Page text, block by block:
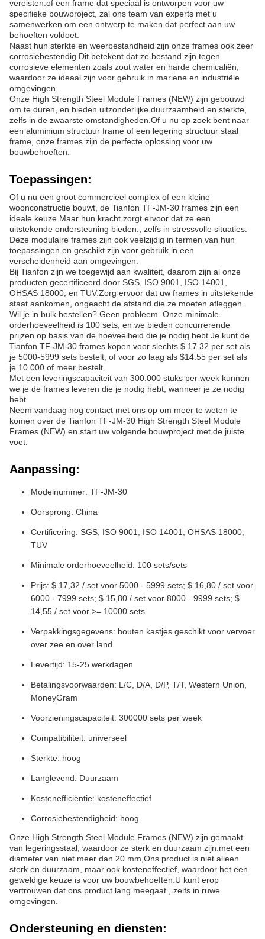
vereisten.of een frame dat speciaal is ontworpen voor uw
specifieke bouwproject, zal ons team van experts met u
samenwerken om een ontwerp te maken dat perfect aan uw
behoeften voldoet.
Naast hun sterkte en weerbestandheid zijn onze frames ook zeer
corrosiebestendig.Dit betekent dat ze bestand zijn tegen
corrosieve elementen zoals zout water en harde chemicaliën,
waardoor ze ideaal zijn voor gebruik in mariene en industriële
omgevingen.
Onze High Strength Steel Module Frames (NEW) zijn gebouwd
om te duren, en bieden uitzonderlijke duurzaamheid en sterkte,
zelfs in de zwaarste omstandigheden.Of u nu op zoek bent naar
een aluminium structuur frame of een legering structuur staal
frame, onze frames zijn de perfecte oplossing voor uw
bouwbehoeften.
Toepassingen:
Of u nu een groot commercieel complex of een kleine
woonconstructie bouwt, de Tianfon TF-JM-30 frames zijn een
ideale keuze.Maar hun kracht zorgt ervoor dat ze een
uitstekende ondersteuning bieden., zelfs in stressvolle situaties.
Deze modulaire frames zijn ook veelzijdig in termen van hun
toepassingen.en geschikt zijn voor gebruik in een
verscheidenheid aan omgevingen.
Bij Tianfon zijn we toegewijd aan kwaliteit, daarom zijn al onze
producten gecertificeerd door SGS, ISO 9001, ISO 14001,
OHSAS 18000, en TUV.Zorg ervoor dat uw frames in uitstekende
staat aankomen, ongeacht de afstand die ze moeten afleggen.
Wil je in bulk bestellen? Geen probleem. Onze minimale
orderhoeveelheid is 100 sets, en we bieden concurrerende
prijzen op basis van de hoeveelheid die je nodig hebt.Je kunt de
Tianfon TF-JM-30 frames kopen voor slechts $ 17.32 per set als
je 5000-5999 sets bestelt, of voor zo laag als $14.55 per set als
je 10.000 of meer bestelt.
Met een leveringscapaciteit van 300.000 stuks per week kunnen
we je de frames leveren die je nodig hebt, wanneer je ze nodig
hebt.
Neem vandaag nog contact met ons op om meer te weten te
komen over de Tianfon TF-JM-30 High Strength Steel Module
Frames (NEW) en start uw volgende bouwproject met de juiste
voet.
Aanpassing:
Modelnummer: TF-JM-30
Oorsprong: China
Certificering: SGS, ISO 9001, ISO 14001, OHSAS 18000,
TUV
Minimale orderhoeveelheid: 100 sets/sets
Prijs: $ 17,32 / set voor 5000 - 5999 sets; $ 16,80 / set voor
6000 - 7999 sets; $ 15,80 / set voor 8000 - 9999 sets; $
14,55 / set voor >= 10000 sets
Verpakkingsgegevens: houten kastjes geschikt voor vervoer
over zee en over land
Levertijd: 15-25 werkdagen
Betalingsvoorwaarden: L/C, D/A, D/P, T/T, Western Union,
MoneyGram
Voorzieningscapaciteit: 300000 sets per week
Compatibiliteit: universeel
Sterkte: hoog
Langlevend: Duurzaam
Kostenefficiëntie: kosteneffectief
Corrosiebestendigheid: hoog
Onze High Strength Steel Module Frames (NEW) zijn gemaakt
van legeringsstaal, waardoor ze sterk en duurzaam zijn.met een
diameter van niet meer dan 20 mm,Ons product is niet alleen
sterk en duurzaam, maar ook kosteneffectief, waardoor het een
geweldige keuze is voor uw bouwbehoeften.U kunt erop
vertrouwen dat ons product lang meegaat., zelfs in ruwe
omgevingen.
Ondersteuning en diensten: